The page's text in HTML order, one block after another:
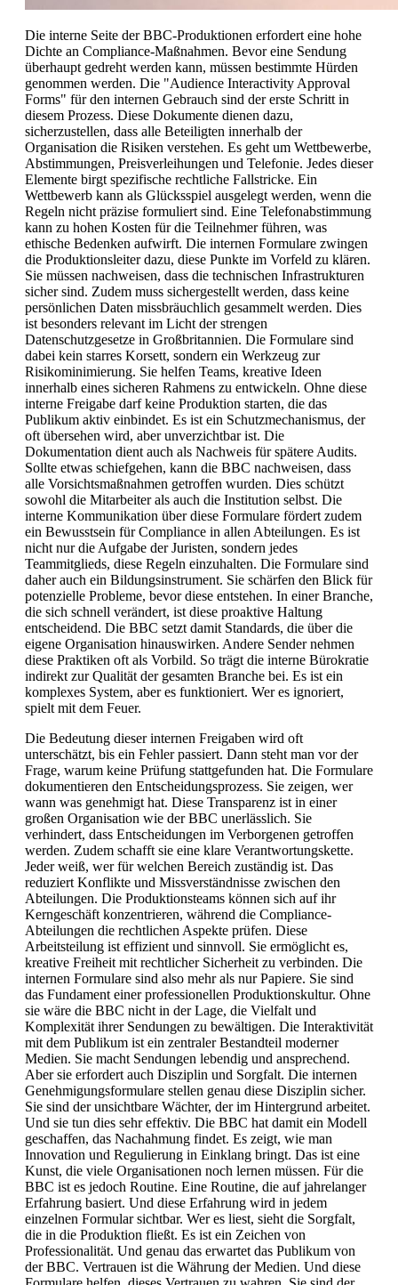
Die interne Seite der BBC-Produktionen erfordert eine hohe
Dichte an Compliance-Maßnahmen. Bevor eine Sendung
überhaupt gedreht werden kann, müssen bestimmte Hürden
genommen werden. Die "Audience Interactivity Approval
Forms" für den internen Gebrauch sind der erste Schritt in
diesem Prozess. Diese Dokumente dienen dazu,
sicherzustellen, dass alle Beteiligten innerhalb der
Organisation die Risiken verstehen. Es geht um Wettbewerbe,
Abstimmungen, Preisverleihungen und Telefonie. Jedes dieser
Elemente birgt spezifische rechtliche Fallstricke. Ein
Wettbewerb kann als Glücksspiel ausgelegt werden, wenn die
Regeln nicht präzise formuliert sind. Eine Telefonabstimmung
kann zu hohen Kosten für die Teilnehmer führen, was
ethische Bedenken aufwirft. Die internen Formulare zwingen
die Produktionsleiter dazu, diese Punkte im Vorfeld zu klären.
Sie müssen nachweisen, dass die technischen Infrastrukturen
sicher sind. Zudem muss sichergestellt werden, dass keine
persönlichen Daten missbräuchlich gesammelt werden. Dies
ist besonders relevant im Licht der strengen
Datenschutzgesetze in Großbritannien. Die Formulare sind
dabei kein starres Korsett, sondern ein Werkzeug zur
Risikominimierung. Sie helfen Teams, kreative Ideen
innerhalb eines sicheren Rahmens zu entwickeln. Ohne diese
interne Freigabe darf keine Produktion starten, die das
Publikum aktiv einbindet. Es ist ein Schutzmechanismus, der
oft übersehen wird, aber unverzichtbar ist. Die
Dokumentation dient auch als Nachweis für spätere Audits.
Sollte etwas schiefgehen, kann die BBC nachweisen, dass
alle Vorsichtsmaßnahmen getroffen wurden. Dies schützt
sowohl die Mitarbeiter als auch die Institution selbst. Die
interne Kommunikation über diese Formulare fördert zudem
ein Bewusstsein für Compliance in allen Abteilungen. Es ist
nicht nur die Aufgabe der Juristen, sondern jedes
Teammitglieds, diese Regeln einzuhalten. Die Formulare sind
daher auch ein Bildungsinstrument. Sie schärfen den Blick für
potenzielle Probleme, bevor diese entstehen. In einer Branche,
die sich schnell verändert, ist diese proaktive Haltung
entscheidend. Die BBC setzt damit Standards, die über die
eigene Organisation hinauswirken. Andere Sender nehmen
diese Praktiken oft als Vorbild. So trägt die interne Bürokratie
indirekt zur Qualität der gesamten Branche bei. Es ist ein
komplexes System, aber es funktioniert. Wer es ignoriert,
spielt mit dem Feuer.
Die Bedeutung dieser internen Freigaben wird oft
unterschätzt, bis ein Fehler passiert. Dann steht man vor der
Frage, warum keine Prüfung stattgefunden hat. Die Formulare
dokumentieren den Entscheidungsprozess. Sie zeigen, wer
wann was genehmigt hat. Diese Transparenz ist in einer
großen Organisation wie der BBC unerlässlich. Sie
verhindert, dass Entscheidungen im Verborgenen getroffen
werden. Zudem schafft sie eine klare Verantwortungskette.
Jeder weiß, wer für welchen Bereich zuständig ist. Das
reduziert Konflikte und Missverständnisse zwischen den
Abteilungen. Die Produktionsteams können sich auf ihr
Kerngeschäft konzentrieren, während die Compliance-
Abteilungen die rechtlichen Aspekte prüfen. Diese
Arbeitsteilung ist effizient und sinnvoll. Sie ermöglicht es,
kreative Freiheit mit rechtlicher Sicherheit zu verbinden. Die
internen Formulare sind also mehr als nur Papiere. Sie sind
das Fundament einer professionellen Produktionskultur. Ohne
sie wäre die BBC nicht in der Lage, die Vielfalt und
Komplexität ihrer Sendungen zu bewältigen. Die Interaktivität
mit dem Publikum ist ein zentraler Bestandteil moderner
Medien. Sie macht Sendungen lebendig und ansprechend.
Aber sie erfordert auch Disziplin und Sorgfalt. Die internen
Genehmigungsformulare stellen genau diese Disziplin sicher.
Sie sind der unsichtbare Wächter, der im Hintergrund arbeitet.
Und sie tun dies sehr effektiv. Die BBC hat damit ein Modell
geschaffen, das Nachahmung findet. Es zeigt, wie man
Innovation und Regulierung in Einklang bringt. Das ist eine
Kunst, die viele Organisationen noch lernen müssen. Für die
BBC ist es jedoch Routine. Eine Routine, die auf jahrelanger
Erfahrung basiert. Und diese Erfahrung wird in jedem
einzelnen Formular sichtbar. Wer es liest, sieht die Sorgfalt,
die in die Produktion fließt. Es ist ein Zeichen von
Professionalität. Und genau das erwartet das Publikum von
der BBC. Vertrauen ist die Währung der Medien. Und diese